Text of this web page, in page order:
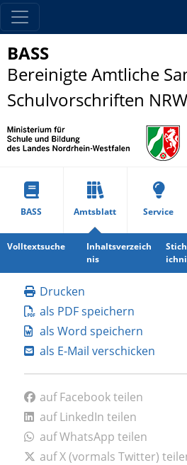
BASS
Bereinigte Amtliche
Schulvorschriften NRW
BASS Amtsblatt Service
Volltextsuche
Inhaltsverzeich
nis
Drucken
als PDF speichern
als Word speichern
als E-Mail verschicken
auf Facebook teilen
auf LinkedIn teilen
auf WhatsApp teilen
auf X (vormals Twitter)